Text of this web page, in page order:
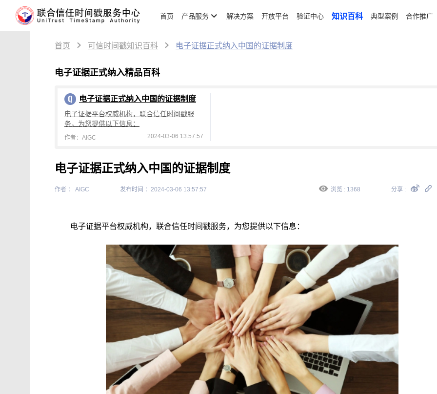
首页 产品服务 解决方案 开放平台 验证中心 知识百科 典型案例 合作推广
首页 可信时间戳知识百科 电子证据正式纳入中国的证据制度
电子证据正式纳入精品百科
电子证据正式纳入中国的证据制度
电子证据平台权威机构，联合信任时间戳服
务，为您提供以下信息：
作者：AIGC 2024-03-06 13:57:57
电子证据正式纳入中国的证据制度
作者 ： AIGC 发布时间 ：2024-03-06 13:57:57 浏览 : 1368 分享 :
电子证据平台权威机构，联合信任时间戳服务，为您提供以下信息：